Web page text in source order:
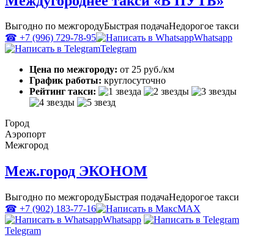
Выгодно по межгородуБыстрая подачаНедорогое такси
☎ +7 (996) 729-78-95
Whatsapp
Telegram
Цена по межгороду: от 25 руб./км
График работы: круглосуточно
Рейтинг такси:
Город
Аэропорт
Межгород
Меж.город ЭКОНОМ
Выгодно по межгородуБыстрая подачаНедорогое такси
☎ +7 (902) 183-77-16
MAX
Whatsapp
Telegram